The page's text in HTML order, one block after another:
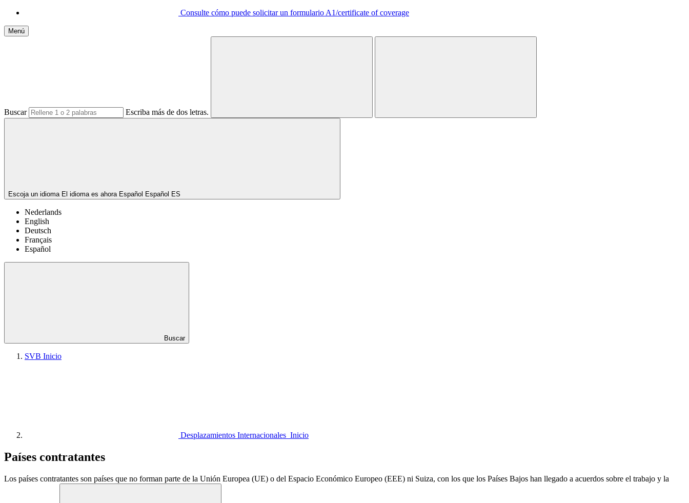
Consulte cómo puede solicitar un formulario A1/certificate of coverage
Menú
Buscar Escriba más de dos letras.
Escoja un idioma El idioma es ahora Español Español ES
Nederlands
English
Deutsch
Français
Español
Buscar
SVB Inicio
Desplazamientos Internacionales Inicio
Países contratantes
Los países contratantes son países que no forman parte de la Unión Europea (UE) o del Espacio Económico Europeo (EEE) ni Suiza, con los que los Países Bajos han llegado a acuerdos sobre el trabajo y la